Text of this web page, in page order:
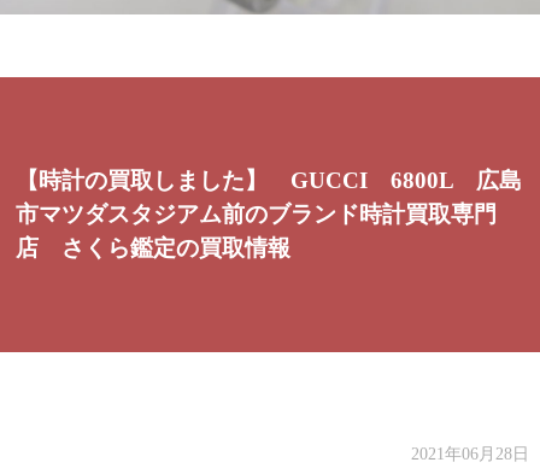
【時計の買取しました】 GUCCI 6800L 広島
市マツダスタジアム前のブランド時計買取専門
店 さくら鑑定の買取情報
2021年06月28日